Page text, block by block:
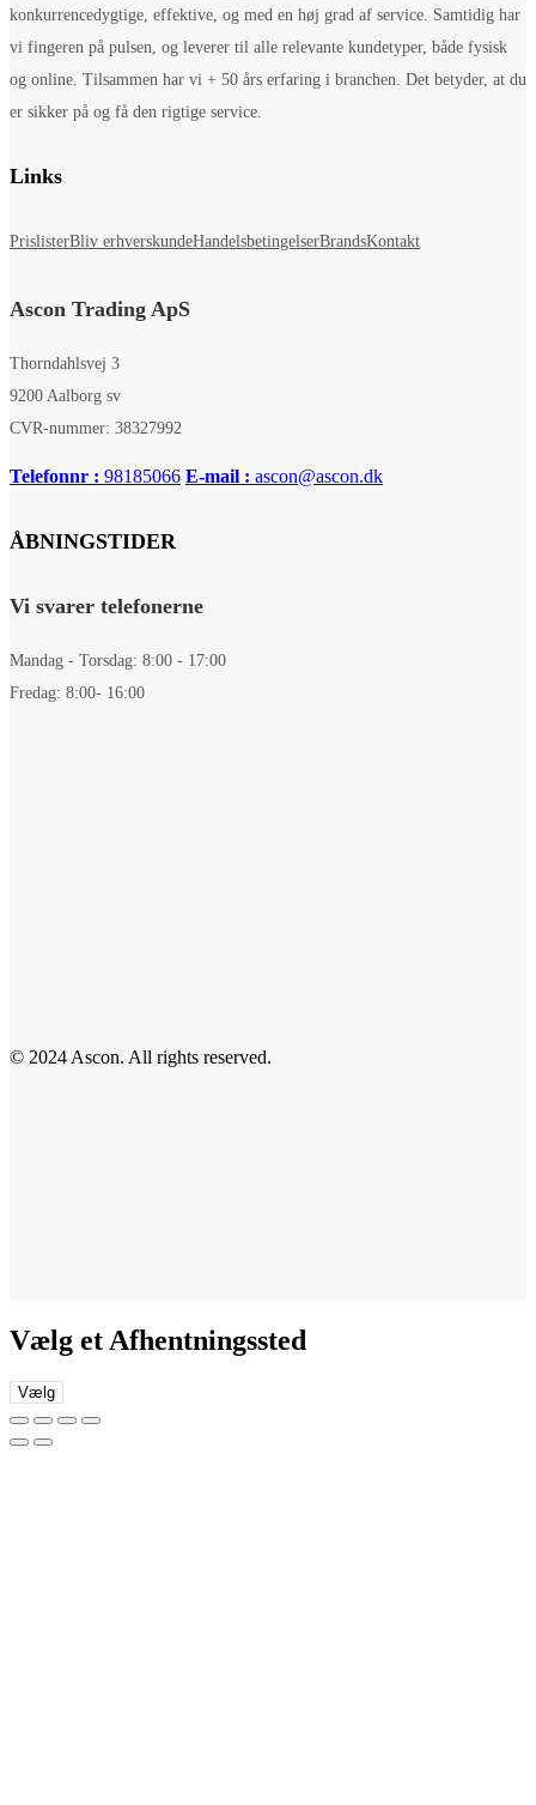
konkurrencedygtige, effektive, og med en høj grad af service. Samtidig har
vi fingeren på pulsen, og leverer til alle relevante kundetyper, både fysisk
og online. Tilsammen har vi + 50 års erfaring i branchen. Det betyder, at du
er sikker på og få den rigtige service.
Links
PrislisterBliv erhverskundeHandelsbetingelserBrandsKontakt
Ascon Trading ApS
Thorndahlsvej 3
9200 Aalborg sv
CVR-nummer: 38327992
Telefonnr : 98185066 E-mail : ascon@ascon.dk
ÅBNINGSTIDER
Vi svarer telefonerne
Mandag - Torsdag: 8:00 - 17:00
Fredag: 8:00- 16:00
© 2024 Ascon. All rights reserved.
Vælg et Afhentningssted
Vælg